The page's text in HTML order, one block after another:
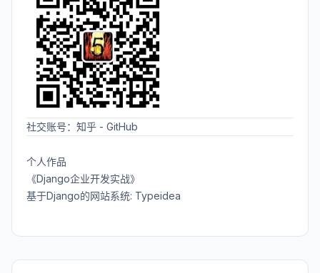
社交账号： 知乎 - GitHub
个人作品
《Django企业开发实战》
基于Django的网站系统: Typeidea